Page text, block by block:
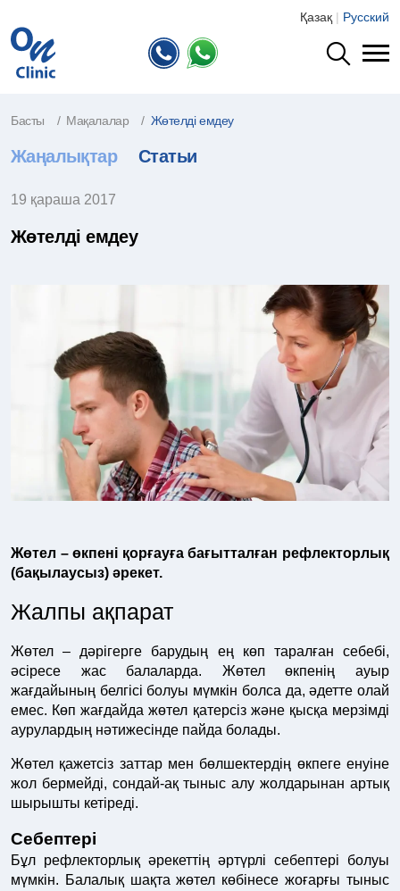
Қазақ | Русский
Басты Мақалалар Жөтелді емдеу
Жаңалықтар Статьи
19 қараша 2017
Жөтелді емдеу
Жөтел – өкпені қорғауға бағытталған рефлекторлық
(бақылаусыз) әрекет.
Жалпы ақпарат
Жөтел – дәрігерге барудың ең көп таралған себебі,
әсіресе жас балаларда. Жөтел өкпенің ауыр
жағдайының белгісі болуы мүмкін болса да, әдетте олай
емес. Көп жағдайда жөтел қатерсіз және қысқа мерзімді
аурулардың нәтижесінде пайда болады.
Жөтел қажетсіз заттар мен бөлшектердің өкпеге енуіне
жол бермейді, сондай-ақ тыныс алу жолдарынан артық
шырышты кетіреді.
Себептері
Бұл рефлекторлық әрекеттің әртүрлі себептері болуы
мүмкін. Балалық шақта жөтел көбінесе жоғарғы тыныс